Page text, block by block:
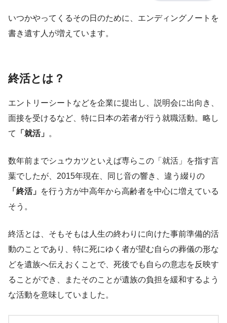
いつかやってくるその日のために、エンディングノートを
書き遺す人が増えています。
終活とは？
エントリーシートなどを企業に提出し、説明会に出向き、
面接を受けるなど、特に日本の若者が行う就職活動。略し
て
「就活」 。
数年前までシュウカツといえば専らこの「就活」を指す言
葉でしたが、2015年現在、同じ音の響き、違う綴りの
「終活」 を行う方が中高年から高齢者を中心に増えている
そう。
終活とは、そもそもは人生の終わりに向けた事前準備的活
動のことであり、特に死にゆく者が望む自らの葬儀の形な
どを遺族へ伝えおくことで、死後でも自らの意志を反映す
ることができ、またそのことが遺族の負担を緩和するよう
な活動を意味していました。